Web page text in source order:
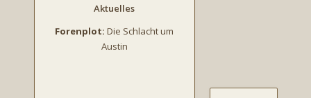
Aktuelles
Forenplot: Die Schlacht um
Austin